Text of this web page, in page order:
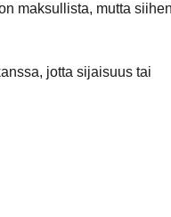
maksullista, mutta
jotta sijaisuus tai